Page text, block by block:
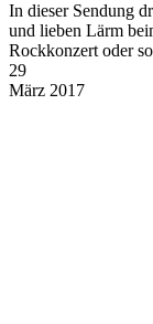
In dieser Sendung
und lieben Lärm
Rockkonzert oder
29
März 2017